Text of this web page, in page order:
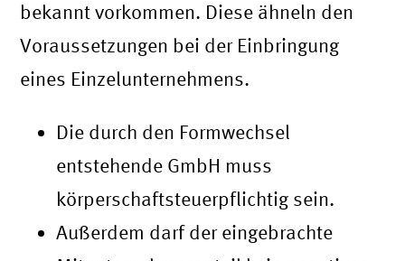
bekannt vorkommen. Diese ähneln den
Voraussetzungen bei der Einbringung
eines Einzelunternehmens.
Die durch den Formwechsel
entstehende GmbH muss
körperschaftsteuerpflichtig sein.
Außerdem darf der eingebrachte